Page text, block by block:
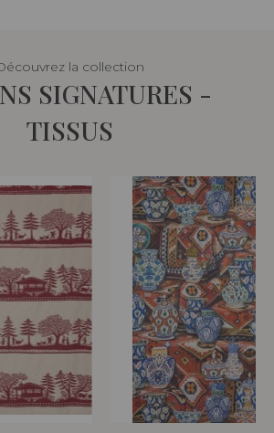
la collection
SIGNATURES -
TISSUS